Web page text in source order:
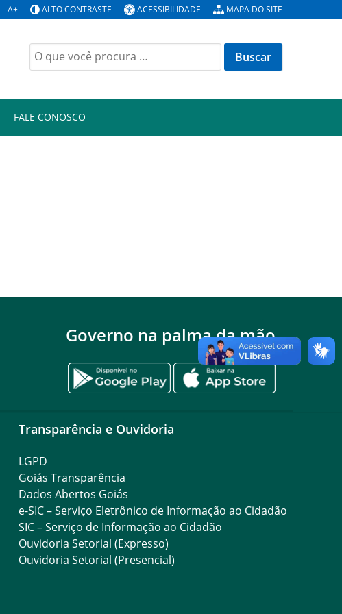
A+ ALTO CONTRASTE ACESSIBILIDADE MAPA DO SITE
Buscar
por:
FALE CONOSCO
Governo na palma da mão
Transparência e Ouvidoria
LGPD
Goiás Transparência
Dados Abertos Goiás
e-SIC – Serviço Eletrônico de Informação ao Cidadão
SIC – Serviço de Informação ao Cidadão
Ouvidoria Setorial (Expresso)
Ouvidoria Setorial (Presencial)